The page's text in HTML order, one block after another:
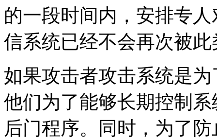
的一段时间内，安排专
信系统已经不会再次被
如果攻击者攻击系统是
他们为了能够长期控制
后门程序。同时，为了